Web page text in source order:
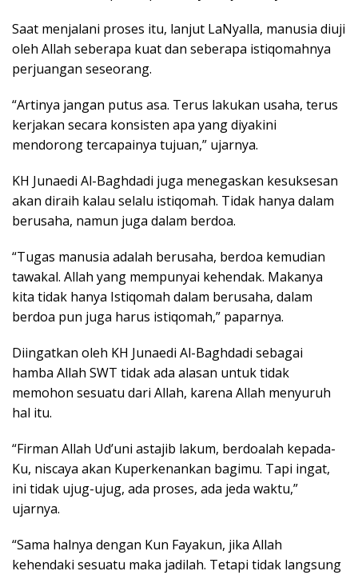
Saat menjalani proses itu, lanjut LaNyalla, manusia diuji
oleh Allah seberapa kuat dan seberapa istiqomahnya
perjuangan seseorang.
“Artinya jangan putus asa. Terus lakukan usaha, terus
kerjakan secara konsisten apa yang diyakini
mendorong tercapainya tujuan,” ujarnya.
KH Junaedi Al-Baghdadi juga menegaskan kesuksesan
akan diraih kalau selalu istiqomah. Tidak hanya dalam
berusaha, namun juga dalam berdoa.
“Tugas manusia adalah berusaha, berdoa kemudian
tawakal. Allah yang mempunyai kehendak. Makanya
kita tidak hanya Istiqomah dalam berusaha, dalam
berdoa pun juga harus istiqomah,” paparnya.
Diingatkan oleh KH Junaedi Al-Baghdadi sebagai
hamba Allah SWT tidak ada alasan untuk tidak
memohon sesuatu dari Allah, karena Allah menyuruh
hal itu.
“Firman Allah Ud’uni astajib lakum, berdoalah kepada-
Ku, niscaya akan Kuperkenankan bagimu. Tapi ingat,
ini tidak ujug-ujug, ada proses, ada jeda waktu,”
ujarnya.
“Sama halnya dengan Kun Fayakun, jika Allah
kehendaki sesuatu maka jadilah. Tetapi tidak langsung